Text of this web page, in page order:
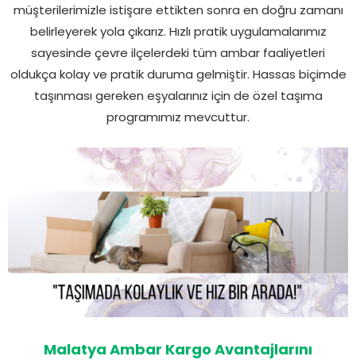
müşterilerimizle istişare ettikten sonra en doğru zamanı
belirleyerek yola çıkarız. Hızlı pratik uygulamalarımız
sayesinde çevre ilçelerdeki tüm ambar faaliyetleri
oldukça kolay ve pratik duruma gelmiştir. Hassas biçimde
taşınması gereken eşyalarınız için de özel taşıma
programımız mevcuttur.
Malatya Ambar Kargo Avantajlarını